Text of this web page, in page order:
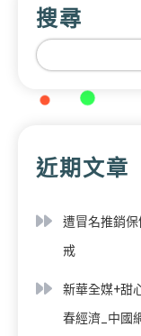
搜尋
近期文章
遭冒名推銷
戒
新華全媒+甜
春經濟_中國